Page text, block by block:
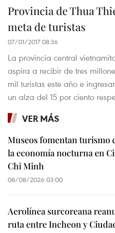
Provincia de Thua
meta de turistas
07/01/2017 08:36
La provincia central
aspira a recibir de tres
mil turistas este año e
un alza del 15 por ciento
VER MÁS
Museos fomentan turismo
la economía nocturna en
Chi Minh
08/08/2026 03:00
Aerolínea surcoreana
ruta entre Incheon y